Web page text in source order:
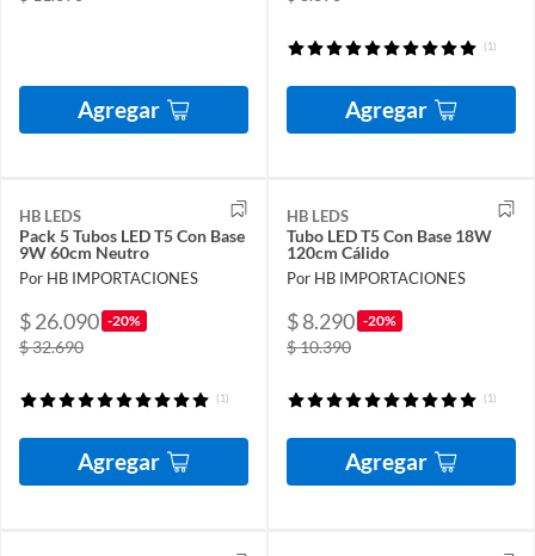
Agregar
(1)
Agregar
HB LEDS
Pack 5 Tubos LED T5 Con Base
9W 60cm Neutro
Por HB IMPORTACIONES
$ 26.090 -20%
$ 32.690
(1)
Agregar
HB LEDS
Tubo LED T5 Con Base 18W
120cm Cálido
Por HB IMPORTACIONES
$ 8.290 -20%
$ 10.390
(1)
Agregar